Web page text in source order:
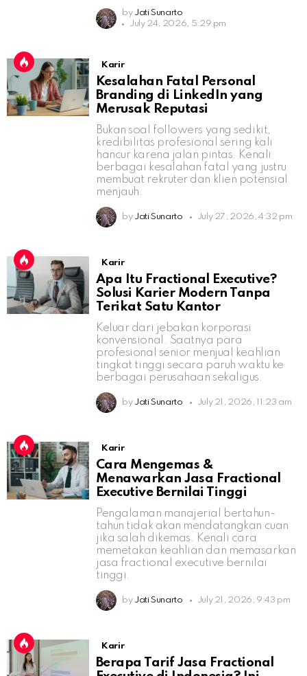
by Jati Sunarto
July 24, 2026, 5:29 pm
Karir
Kesalahan Fatal Personal
Branding di LinkedIn yang
Merusak Reputasi
Bukan soal followers yang sedikit,
kredibilitas profesional sering kali
hancur karena jalan pintas. Kenali
berbagai kesalahan fatal yang justru
membuat rekruter dan klien potensial
menjauh.
by Jati Sunarto July 27, 2026, 4:32 pm
Karir
Apa Itu Fractional Executive?
Solusi Karier Modern Tanpa
Terikat Satu Kantor
Keluar dari jebakan korporasi
konvensional. Saatnya para
profesional senior menjual keahlian
tingkat tinggi secara paruh waktu ke
berbagai perusahaan sekaligus.
by Jati Sunarto July 21, 2026, 11:23 am
Karir
Cara Mengemas &
Menawarkan Jasa Fractional
Executive Bernilai Tinggi
Pengalaman manajerial bertahun-
tahun tidak akan mendatangkan cuan
jika salah dikemas. Kenali cara
memetakan keahlian dan memasarkan
jasa fractional executive bernilai
tinggi.
by Jati Sunarto July 21, 2026, 9:43 pm
Karir
Berapa Tarif Jasa Fractional